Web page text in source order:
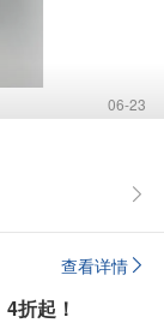
06-23
查看详情
4折起！